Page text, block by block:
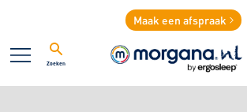
Maak een afspraak
Zoeken